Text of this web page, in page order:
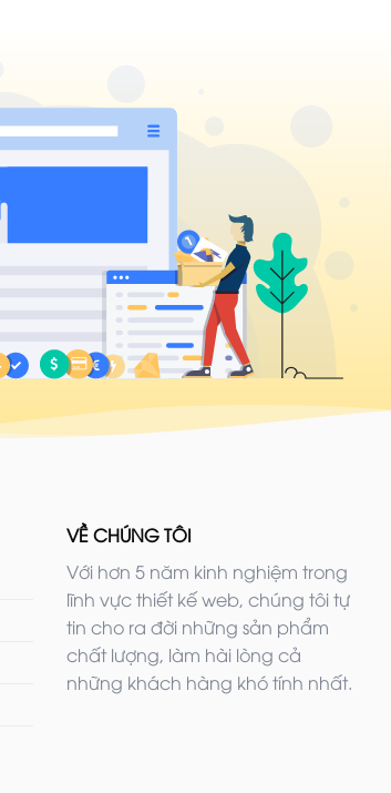
VỀ CHÚNG TÔI
Với hơn 5 năm kinh nghiệm trong
lĩnh vực thiết kế web, chúng tôi tự
tin cho ra đời những sản phẩm
chất lượng, làm hài lòng cả
những khách hàng khó tính nhất.